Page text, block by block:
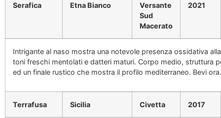
Serafica Etna Bianco
Versante
Sud
Macerato
2021
Intrigante al naso mostra una notevole presenza ossidativa
toni freschi mentolati e datteri maturi. Corpo medio, struttura
ed un finale rustico che mostra il profilo mediterraneo. Bevi ora.
Terrafusa Sicilia Civetta 2017